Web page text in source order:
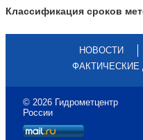
Классификация сроков
НОВОСТИ
© 2026 Гидрометцентр
России